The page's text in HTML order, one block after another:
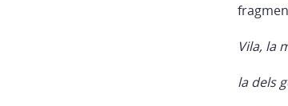
Vila, la
la dels